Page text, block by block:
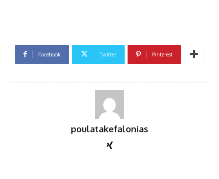
Facebook Twitter Pinterest
poulatakefalonias